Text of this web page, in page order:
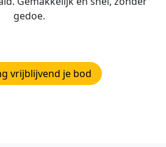
gedoe.
vrijblijvend je bod